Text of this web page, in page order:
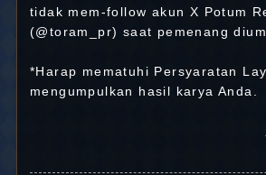
tidak mem-follow akun X Potum
(@toram_pr) saat pemenang
*Harap mematuhi Persyaratan
mengumpulkan hasil karya Anda.